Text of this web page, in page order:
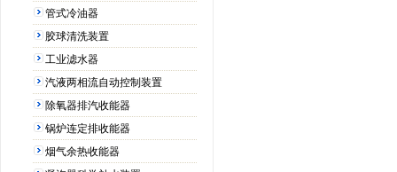
管式冷油器
胶球清洗装置
工业滤水器
汽液两相流自动控制装置
除氧器排汽收能器
锅炉连定排收能器
烟气余热收能器